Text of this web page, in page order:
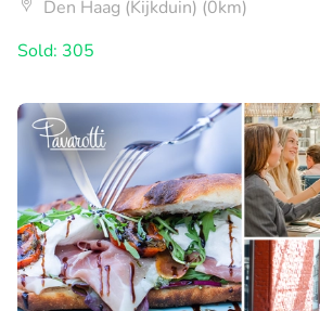
Den Haag (Kijkduin) (0km)
Sold: 305